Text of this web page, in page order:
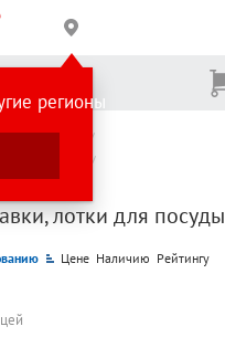
регионы
в дом и офис
для посуды
лотки для посуды
Цене Наличию Рейтингу